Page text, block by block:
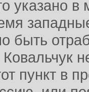
указано
быть
пункт в